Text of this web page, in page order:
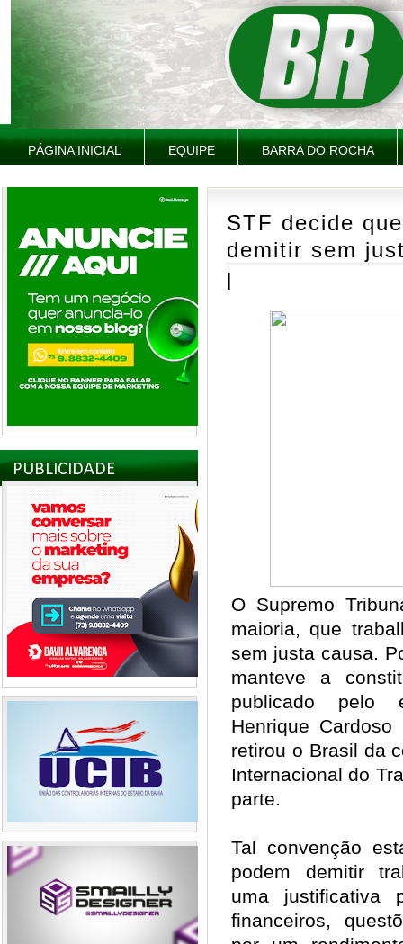
PÁGINA INICIAL EQUIPE BARRA DO ROCHA
PUBLICIDADE
STF decide
demitir sem
|
O Supremo
maioria, que
sem justa causa.
manteve a
publicado pelo
Henrique
retirou o Brasil da
Internacional do
parte.
Tal convenção
podem demitir
uma justificativa
financeiros,